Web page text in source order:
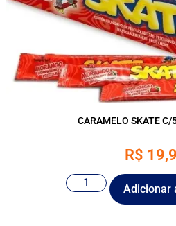
CARAMELO SKATE C/
R$
Adicionar